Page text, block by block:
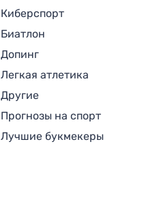
Киберспорт
Биатлон
Допинг
Легкая атлетика
Другие
Прогнозы на спорт
Лучшие букмекеры